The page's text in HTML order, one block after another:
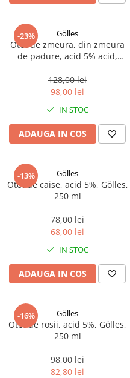
-23% Gölles
Otet de zmeura, din zmeura
de padure, acid 5% acid,
128,00 lei
98,00 lei
IN STOC
ADAUGA IN COS
-13% Gölles
Otet de caise, acid 5%, Gölles,
250 ml
78,00 lei
68,00 lei
IN STOC
ADAUGA IN COS
-16% Gölles
Otet de rosii, acid 5%, Gölles,
250 ml
98,00 lei
82,80 lei